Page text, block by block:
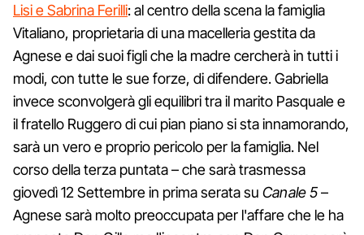
Lisi e Sabrina Ferilli: al centro della scena la famiglia
Vitaliano, proprietaria di una macelleria gestita da
Agnese e dai suoi figli che la madre cercherà in tutti i
modi, con tutte le sue forze, di difendere. Gabriella
invece sconvolgerà gli equilibri tra il marito Pasquale e
il fratello Ruggero di cui pian piano si sta innamorando,
sarà un vero e proprio pericolo per la famiglia. Nel
corso della terza puntata – che sarà trasmessa
giovedì 12 Settembre in prima serata su Canale 5–
Agnese sarà molto preoccupata per l'affare che le ha